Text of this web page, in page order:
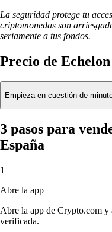
La seguridad protege tu
criptomonedas son
seriamente a tus fondos.
Precio de
Empieza en cuestión de
3 pasos para
España
1
Abre la app
Abre la app de Crypto.com y
verificada.